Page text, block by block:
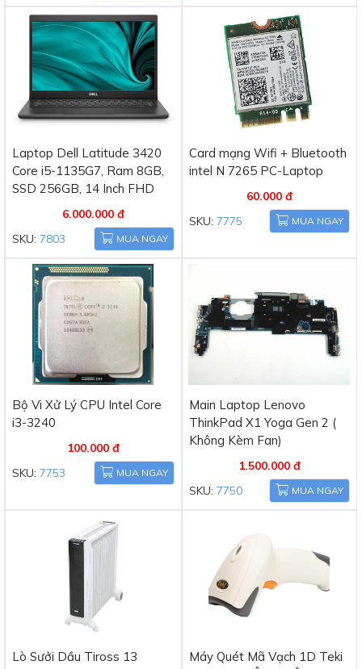
Laptop Dell Latitude 3420
Core i5-1135G7, Ram 8GB,
SSD 256GB, 14 Inch FHD
6.000.000 đ
SKU: 7803 MUA NGAY
Card mạng Wifi + Bluetooth
intel N 7265 PC-Laptop
60.000 đ
SKU: 7775 MUA NGAY
Bộ Vi Xử Lý CPU Intel Core
i3-3240
100.000 đ
SKU: 7753 MUA NGAY
Main Laptop Lenovo
ThinkPad X1 Yoga Gen 2 (
Không Kèm Fan)
1.500.000 đ
SKU: 7750 MUA NGAY
Lò Sưởi Dầu Tiross 13
Máy Quét Mã Vạch 1D Teki